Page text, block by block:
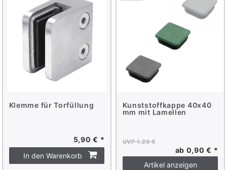
Klemme für Torfüllung
5,90 € *
In den Warenkorb
Kunststoffkappe 40x40
mm mit Lamellen
UVP 1,29 €
ab 0,90 € *
Artikel anzeigen